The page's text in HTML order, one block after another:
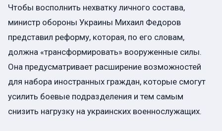
Чтобы восполнить нехватку личного состава,
министр обороны Украины Михаил Федоров
представил реформу, которая, по его словам,
должна «трансформировать» вооруженные силы.
Она предусматривает расширение возможностей
для набора иностранных граждан, которые смогут
усилить боевые подразделения и тем самым
снизить нагрузку на украинских военнослужащих.